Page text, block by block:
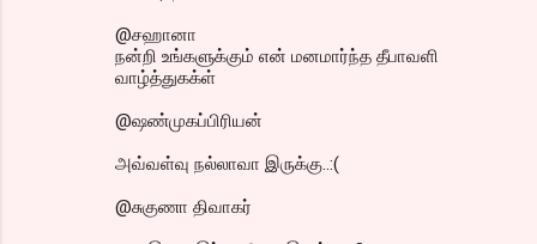
@சஹானா
நன்றி உங்களுக்கும் என் மனமார்ந்த தீபாவளி
வாழ்த்துகக்ள்
@ஷண்முகப்பிரியன்
அவ்வள்வு நல்லாவா இருக்கு..:(
@சுகுணா திவாகர்